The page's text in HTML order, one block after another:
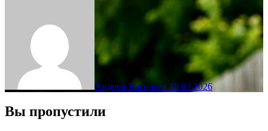
Андрей Васильев 19.03.2026
Вы пропустили